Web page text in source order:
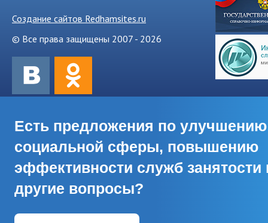
Создание сайтов Redhamsites.ru
© Все права защищены 2007 - 2026
Есть предложения по улучшению
социальной сферы, повышению
эффективности служб занятости
другие вопросы?